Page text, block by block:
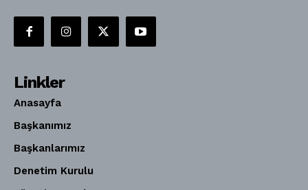
Linkler
Anasayfa
Başkanımız
Başkanlarımız
Denetim Kurulu